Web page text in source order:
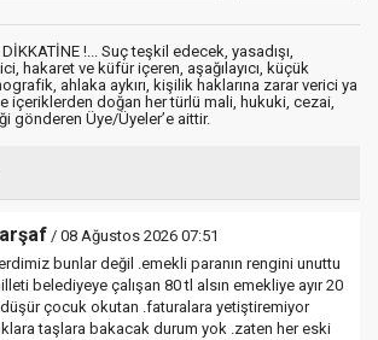
!... Suç teşkil edecek, yasadışı,
hakaret ve küfür içeren, aşağılayıcı, küçük
ahlaka aykırı, kişilik haklarına zarar verici ya
içeriklerden doğan her türlü mali, hukuki, cezai,
gönderen Üye/Üyeler’e aittir.
/ 08 Ağustos 2026 07:51
bunlar değil .emekli paranın rengini unuttu
belediyeye çalışan 80 tl alsın emekliye ayır 20
çocuk okutan .faturalara yetiştiremiyor
taşlara bakacak durum yok .zaten her eski